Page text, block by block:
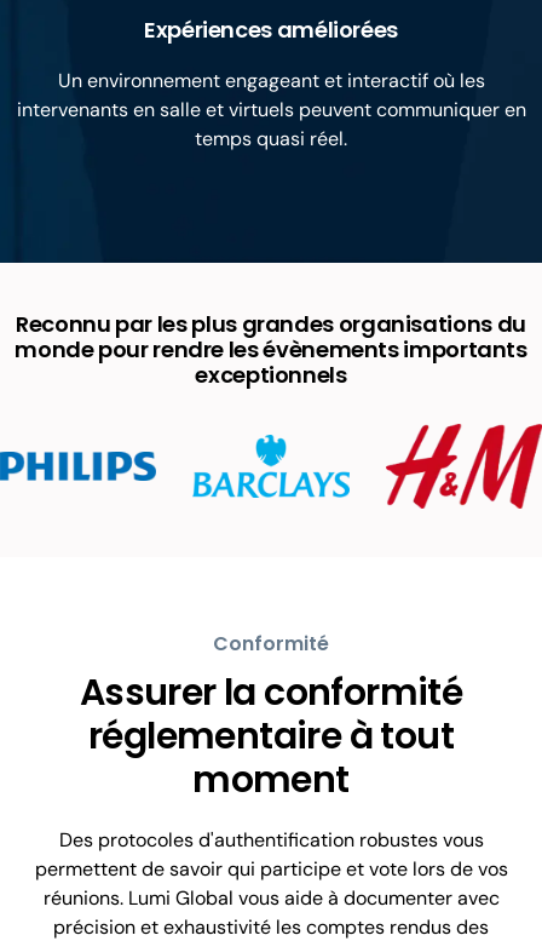
Expériences améliorées
Un environnement engageant et interactif où les
intervenants en salle et virtuels peuvent communiquer en
temps quasi réel.
Reconnu par les plus grandes organisations du
monde pour rendre les évènements importants
exceptionnels
Conformité
Assurer la conformité
réglementaire à tout
moment
Des protocoles d'authentification robustes vous
permettent de savoir qui participe et vote lors de vos
réunions. Lumi Global vous aide à documenter avec
précision et exhaustivité les comptes rendus des